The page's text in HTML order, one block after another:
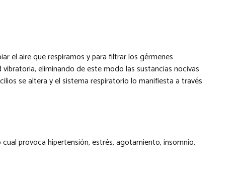
el aire que respiramos y para filtrar los gérmenes
eliminando de este modo las sustancias nocivas
se altera y el sistema respiratorio lo manifiesta a través
provoca hipertensión, estrés, agotamiento, insomnio,